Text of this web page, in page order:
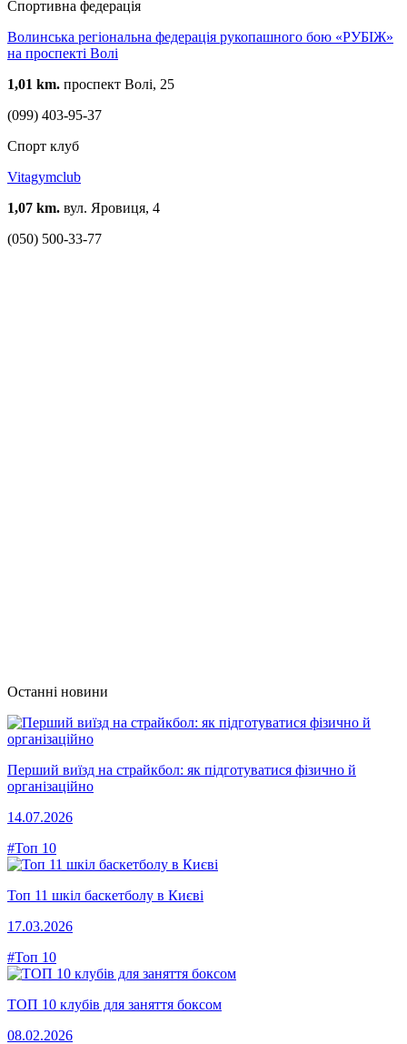
Спортивна федерація
Волинська регіональна федерація рукопашного бою «РУБІЖ»
на проспекті Волі
1,01 km. проспект Волі, 25
(099) 403-95-37
Спорт клуб
Vitagymclub
1,07 km. вул. Яровиця, 4
(050) 500-33-77
Останні новини
Перший виїзд на страйкбол: як підготуватися фізично й
організаційно
14.07.2026
#Топ 10
Топ 11 шкіл баскетболу в Києві
17.03.2026
#Топ 10
ТОП 10 клубів для заняття боксом
08.02.2026